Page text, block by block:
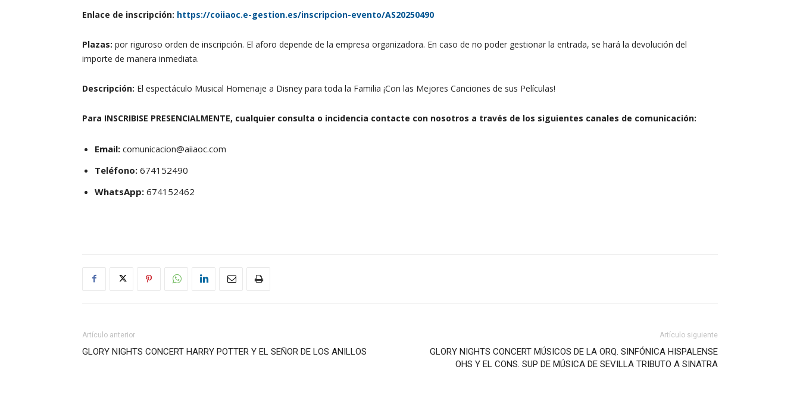
Enlace de inscripción: https://coiiaoc.e-gestion.es/inscripcion-evento/AS20250490
Plazas: por riguroso orden de inscripción. El aforo depende de la empresa organizadora. En caso de no poder gestionar la entrada, se hará la devolución del
importe de manera inmediata.
Descripción: El espectáculo Musical Homenaje a Disney para toda la Familia ¡Con las Mejores Canciones de sus Películas!
Para INSCRIBISE PRESENCIALMENTE, cualquier consulta o incidencia contacte con nosotros a través de los siguientes canales de comunicación:
Email: comunicacion@aiiaoc.com
Teléfono: 674152490
WhatsApp: 674152462
Artículo anterior
GLORY NIGHTS CONCERT HARRY POTTER Y EL SEÑOR DE LOS ANILLOS
Artículo siguiente
GLORY NIGHTS CONCERT MÚSICOS DE LA ORQ. SINFÓNICA HISPALENSE
OHS Y EL CONS. SUP DE MÚSICA DE SEVILLA TRIBUTO A SINATRA